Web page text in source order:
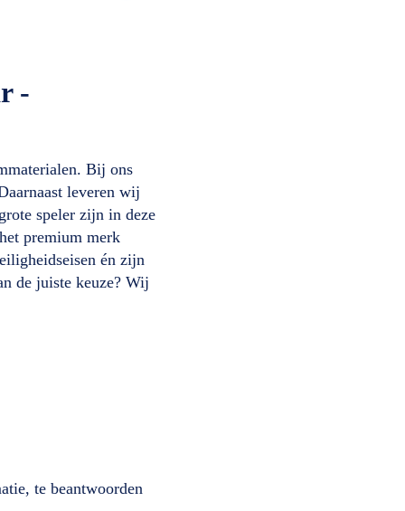
-
Bij ons
leveren wij
speler zijn in deze
premium merk
én zijn
de juiste keuze? Wij
te beantwoorden